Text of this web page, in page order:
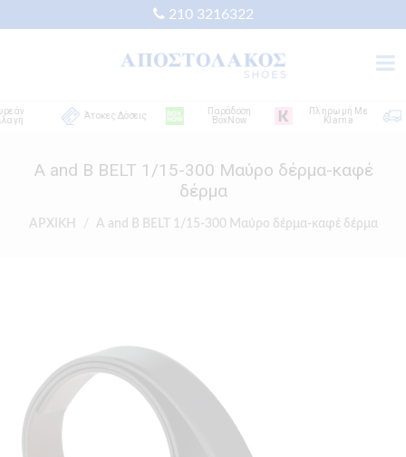
210 3216322
Άτοκες Δόσεις
Παράδοση
BoxNow
Πληρωμή Με
Klarna
A and B BELT 1/15-300 Μαύρο δέρμα-καφέ
δέρμα
ΑΡΧΙΚΗ A and B BELT 1/15-300 Μαύρο δέρμα-καφέ δέρμα